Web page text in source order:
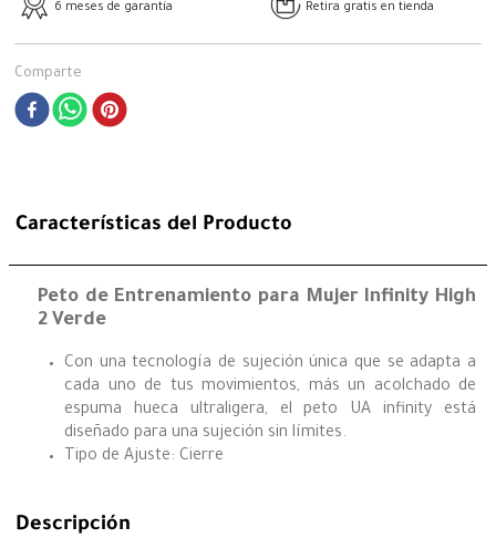
6 meses de garantía Retira gratis en tienda
Comparte
Características del Producto
Peto de Entrenamiento para Mujer Infinity High
2 Verde
Con una tecnología de sujeción única que se adapta a
cada uno de tus movimientos, más un acolchado de
espuma hueca ultraligera, el peto UA infinity está
diseñado para una sujeción sin límites.
Tipo de Ajuste: Cierre
Descripción